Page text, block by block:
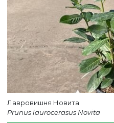
Лавровишня Новита
Prunus laurocerasus Novita